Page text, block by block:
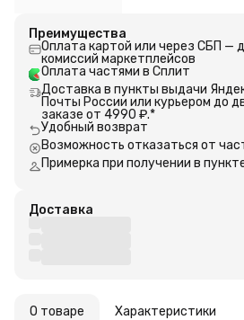
Преимущества
Оплата картой или через СБП —
комиссий маркетплейсов
Оплата частями в Сплит
Доставка в пункты выдачи
Почты России или курьером до
заказе от 4990 ₽.*
Удобный возврат
Возможность отказаться от
Примерка при получении в
Доставка
О товаре Характеристики